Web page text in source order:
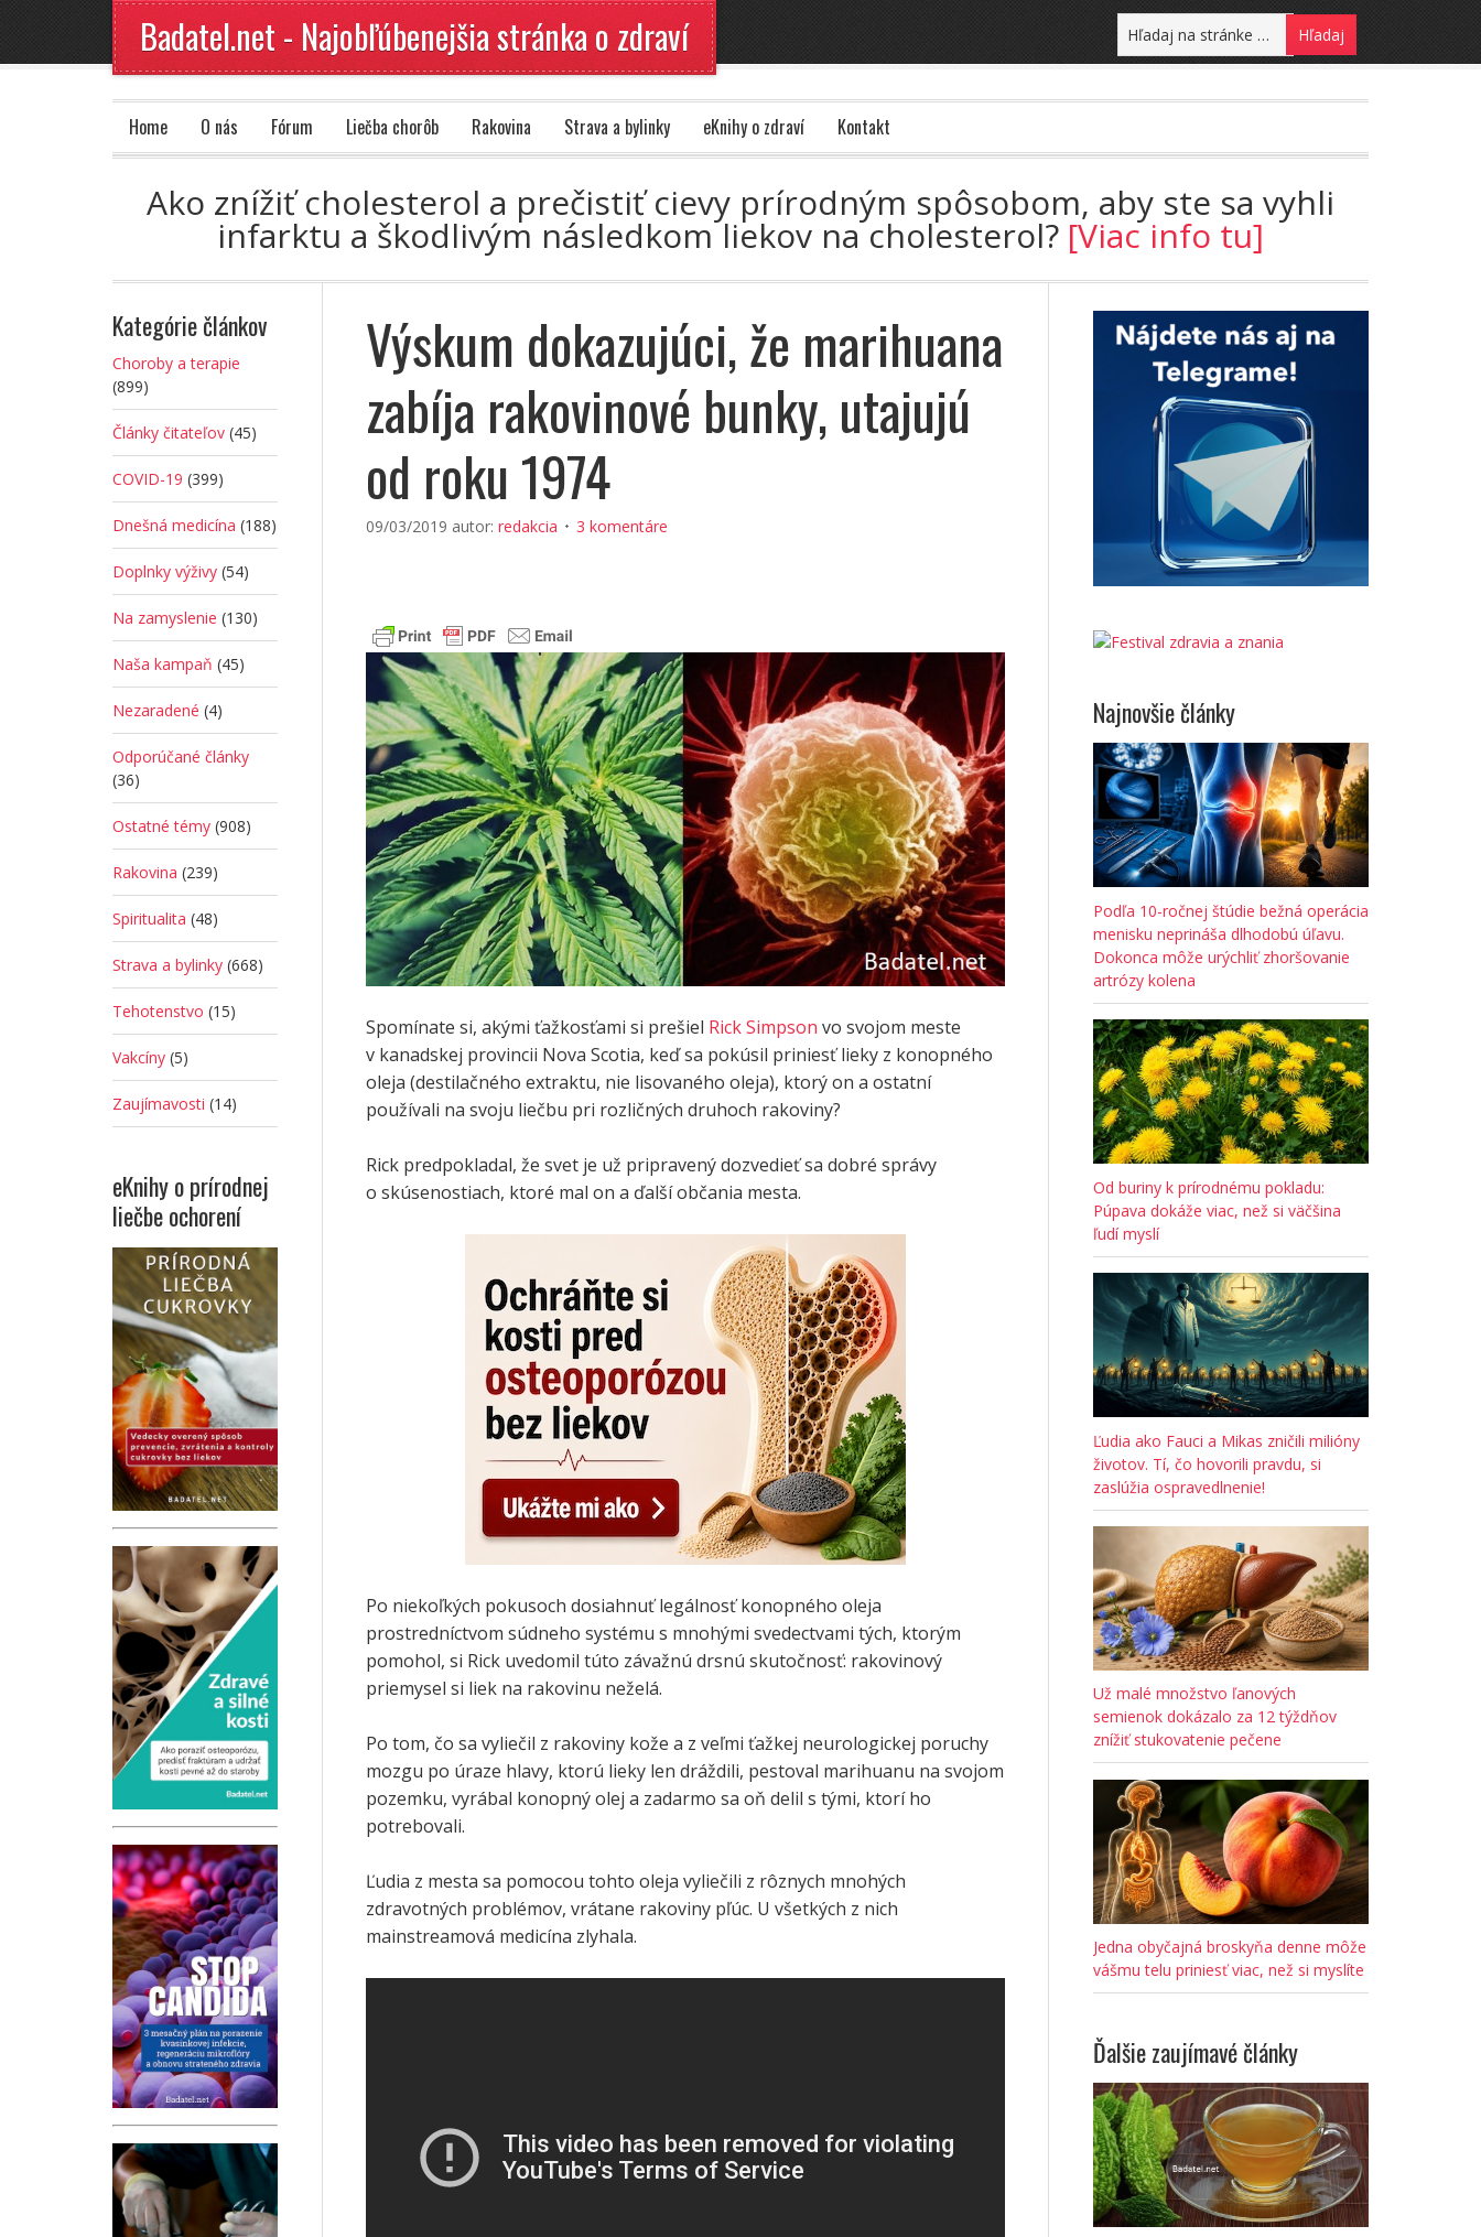
Badatel.net - Najobľúbenejšia stránka o zdraví
Home O nás Fórum Liečba chorôb Rakovina Strava a bylinky eKnihy o zdraví Kontakt
Ako znížiť cholesterol a prečistiť cievy prírodným spôsobom, aby ste sa vyhli
infarktu a škodlivým následkom liekov na cholesterol? [Viac info tu]
Výskum dokazujúci, že marihuana
zabíja rakovinové bunky, utajujú
od roku 1974
09/03/2019 autor: redakcia 3 komentáre
Spomínate si, akými ťažkosťami si prešiel Rick Simpson vo svojom meste
v kanadskej provincii Nova Scotia, keď sa pokúsil priniesť lieky z konopného
oleja (destilačného extraktu, nie lisovaného oleja), ktorý on a ostatní
používali na svoju liečbu pri rozličných druhoch rakoviny?
Rick predpokladal, že svet je už pripravený dozvedieť sa dobré správy
o skúsenostiach, ktoré mal on a ďalší občania mesta.
Po niekoľkých pokusoch dosiahnuť legálnosť konopného oleja
prostredníctvom súdneho systému s mnohými svedectvami tých, ktorým
pomohol, si Rick uvedomil túto závažnú drsnú skutočnosť: rakovinový
priemysel si liek na rakovinu neželá.
Po tom, čo sa vyliečil z rakoviny kože a z veľmi ťažkej neurologickej poruchy
mozgu po úraze hlavy, ktorú lieky len dráždili, pestoval marihuanu na svojom
pozemku, vyrábal konopný olej a zadarmo sa oň delil s tými, ktorí ho
potrebovali.
Ľudia z mesta sa pomocou tohto oleja vyliečili z rôznych mnohých
zdravotných problémov, vrátane rakoviny pľúc. U všetkých z nich
mainstreamová medicína zlyhala.
Najnovšie články
Podľa 10-ročnej štúdie bežná operácia
menisku neprináša dlhodobú úľavu.
Dokonca môže urýchliť zhoršovanie
artrózy kolena
Od buriny k prírodnému pokladu:
Púpava dokáže viac, než si väčšina
ľudí myslí
Ľudia ako Fauci a Mikas zničili milióny
životov. Tí, čo hovorili pravdu, si
zaslúžia ospravedlnenie!
Už malé množstvo ľanových
semienok dokázalo za 12 týždňov
znížiť stukovatenie pečene
Jedna obyčajná broskyňa denne môže
vášmu telu priniesť viac, než si myslíte
Ďalšie zaujímavé články
Kategórie článkov
Choroby a terapie
(899)
Články čitateľov (45)
COVID-19 (399)
Dnešná medicína (188)
Doplnky výživy (54)
Na zamyslenie (130)
Naša kampaň (45)
Nezaradené (4)
Odporúčané články
(36)
Ostatné témy (908)
Rakovina (239)
Spiritualita (48)
Strava a bylinky (668)
Tehotenstvo (15)
Vakcíny (5)
Zaujímavosti (14)
eKnihy o prírodnej
liečbe ochorení